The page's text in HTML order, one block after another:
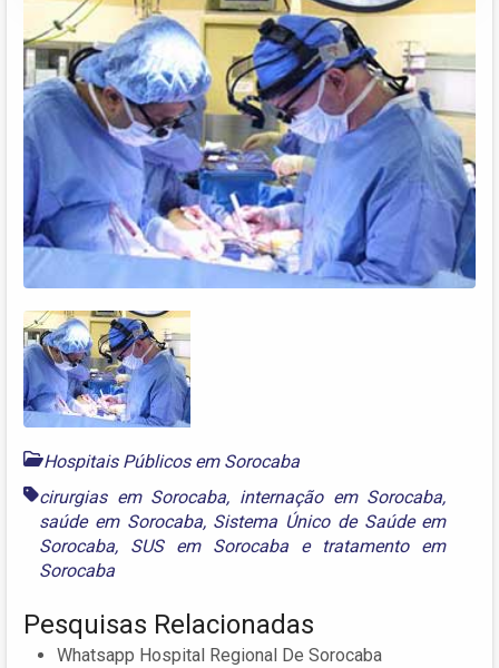
Hospitais Públicos em Sorocaba
cirurgias em Sorocaba, internação em Sorocaba,
saúde em Sorocaba, Sistema Único de Saúde em
Sorocaba, SUS em Sorocaba e tratamento em
Sorocaba
Pesquisas Relacionadas
Whatsapp Hospital Regional De Sorocaba